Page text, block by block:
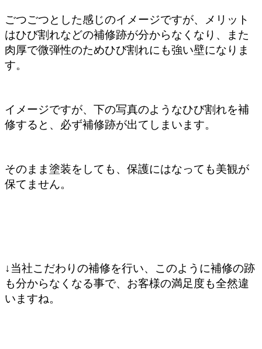
ごつごつとした感じのイメージですが、メリット
はひび割れなどの補修跡が分からなくなり、また
肉厚で微弾性のためひび割れにも強い壁になりま
す。
イメージですが、下の写真のようなひび割れを補
修すると、必ず補修跡が出てしまいます。
そのまま塗装をしても、保護にはなっても美観が
保てません。
↓当社こだわりの補修を行い、このように補修の跡
も分からなくなる事で、お客様の満足度も全然違
いますね。